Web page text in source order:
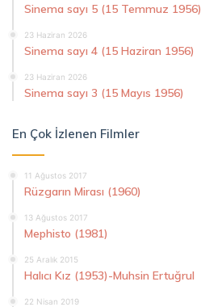
Sinema sayı 5 (15 Temmuz 1956)
23 Haziran 2026
Sinema sayı 4 (15 Haziran 1956)
23 Haziran 2026
Sinema sayı 3 (15 Mayıs 1956)
En Çok İzlenen Filmler
11 Ağustos 2017
Rüzgarın Mirası (1960)
13 Ağustos 2017
Mephisto (1981)
25 Aralık 2015
Halıcı Kız (1953)-Muhsin Ertuğrul
22 Nisan 2019